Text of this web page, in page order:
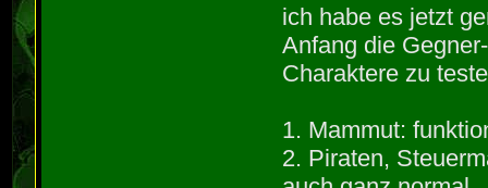
ich habe es jetzt
Anfang die
Charaktere zu
1. Mammut:
2. Piraten,